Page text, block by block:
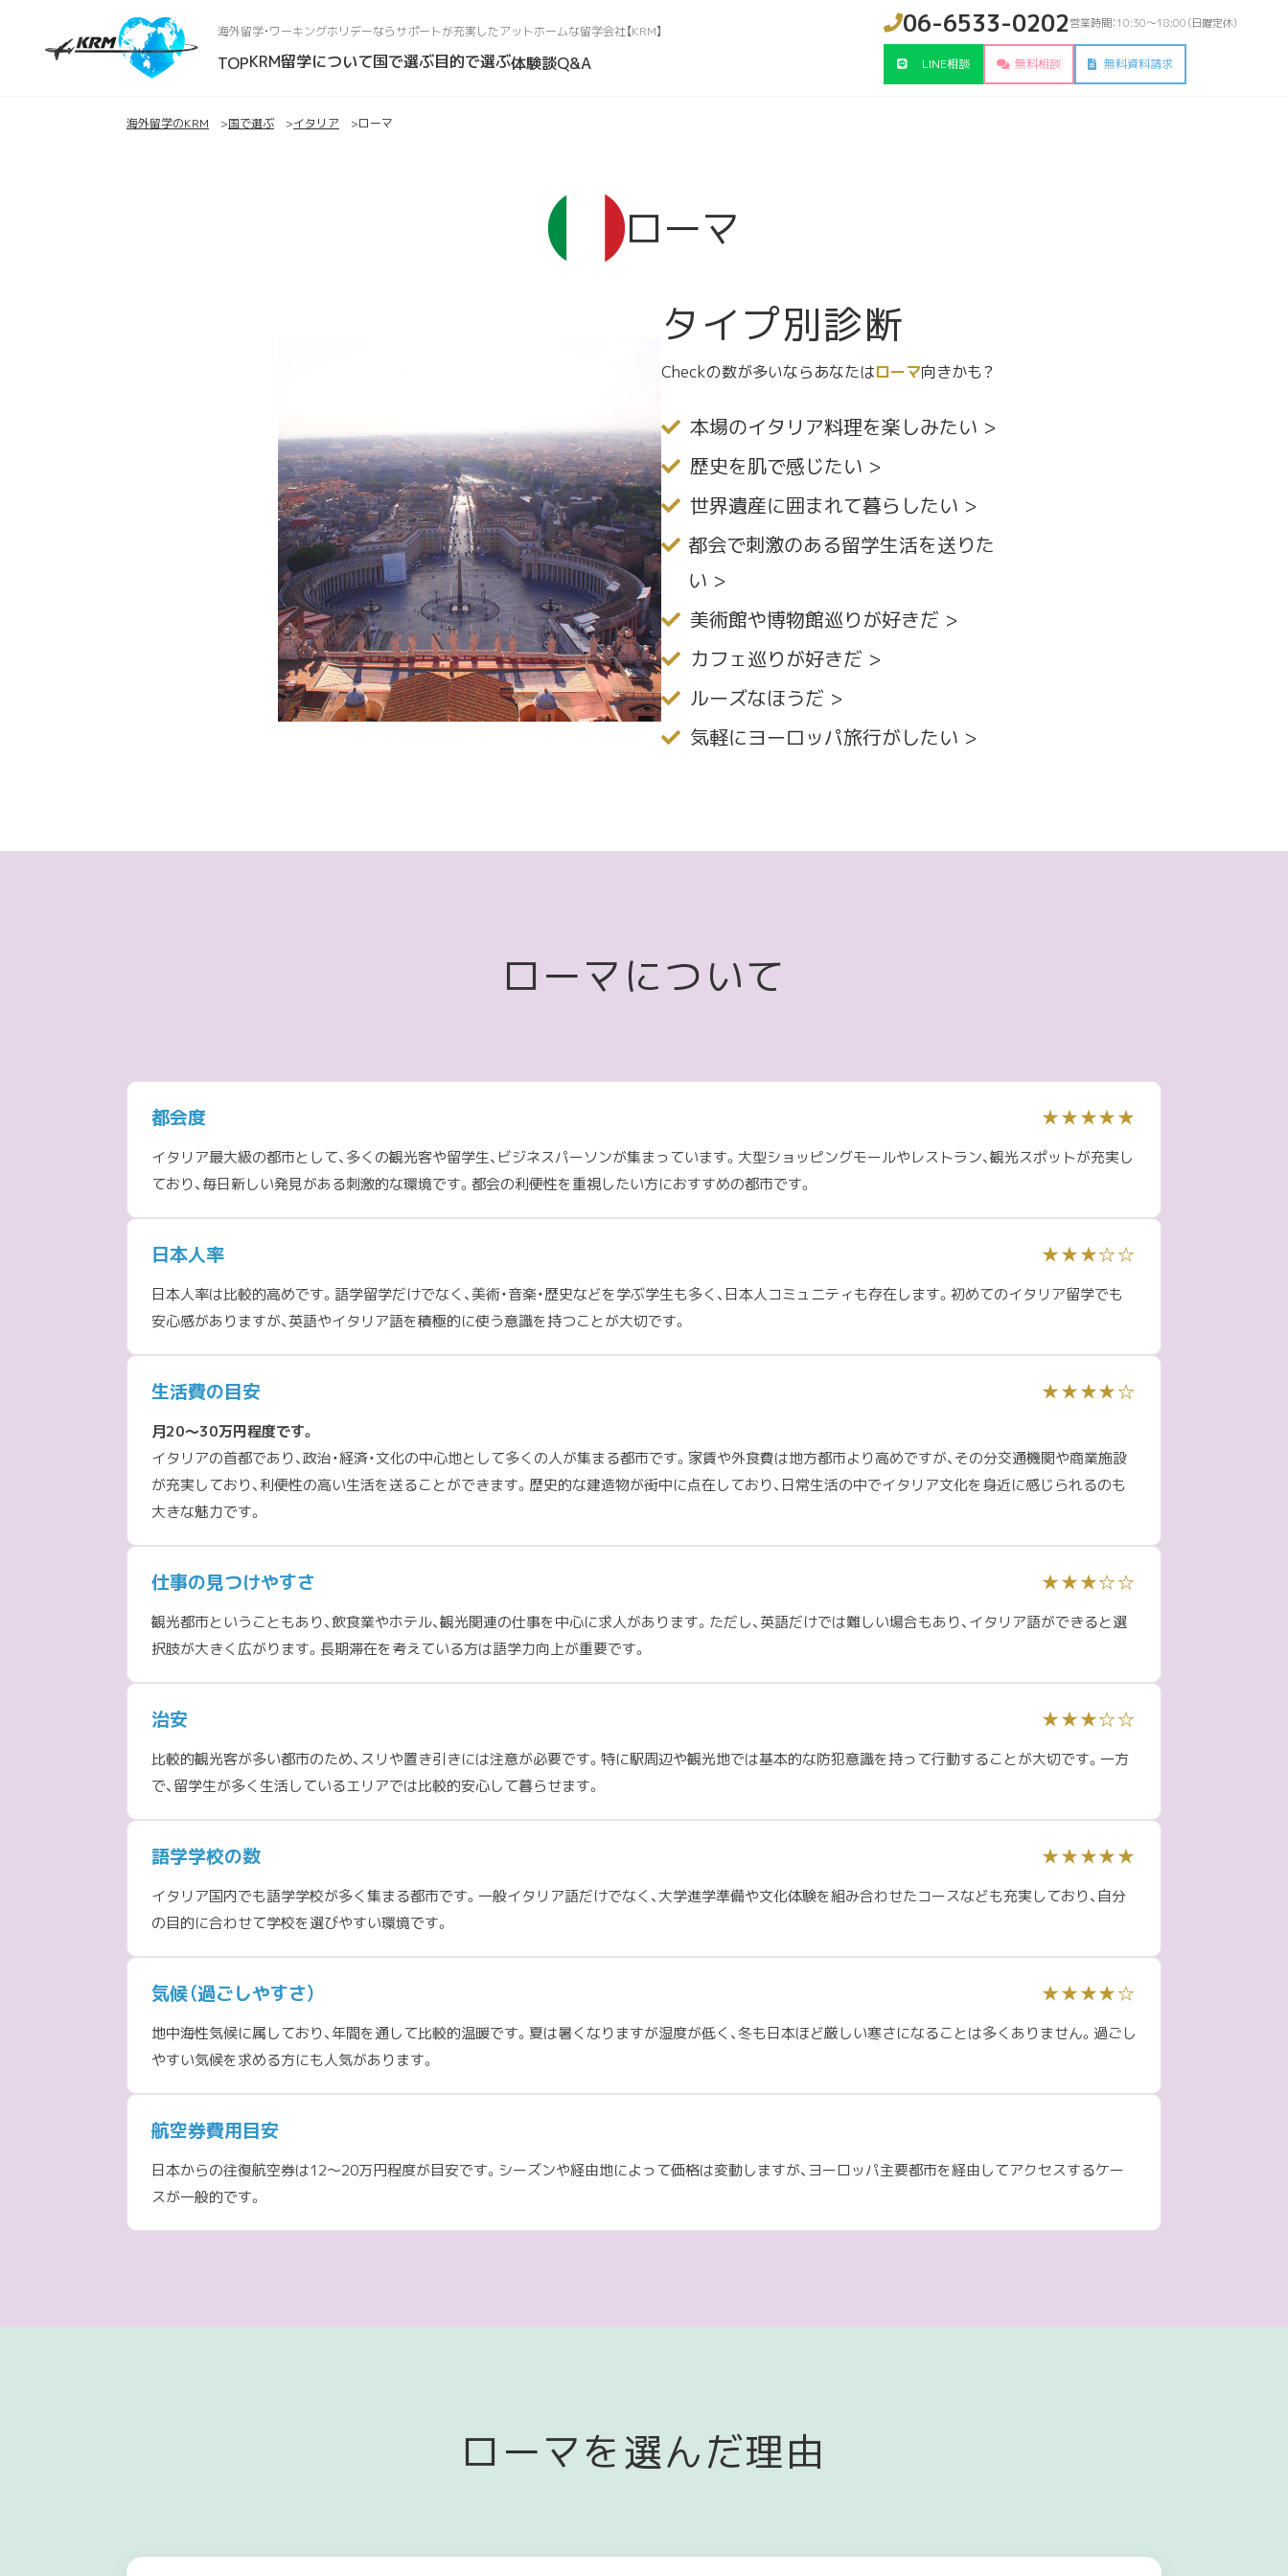
海外留学・ワーキングホリデーならサポートが充実したアットホームな留学会社【KRM】
TOPKRM留学について国で選ぶ目的で選ぶ体験談Q&A
06-6533-0202営業時間：10:30～18:00（日曜定休）
LINE相談 無料相談 無料資料請求
海外留学のKRM 国で選ぶ イタリア ローマ
ローマ
タイプ別診断
Checkの数が多いならあなたはローマ向きかも？
本場のイタリア料理を楽しみたい
歴史を肌で感じたい
世界遺産に囲まれて暮らしたい
都会で刺激のある留学生活を送りた
い
美術館や博物館巡りが好きだ
カフェ巡りが好きだ
ルーズなほうだ
気軽にヨーロッパ旅行がしたい
ローマについて
都会度 ★★★★★
イタリア最大級の都市として、多くの観光客や留学生、ビジネスパーソンが集まっています。大型ショッピングモールやレストラン、観光スポットが充実し
ており、毎日新しい発見がある刺激的な環境です。都会の利便性を重視したい方におすすめの都市です。
日本人率 ★★★☆☆
日本人率は比較的高めです。語学留学だけでなく、美術・音楽・歴史などを学ぶ学生も多く、日本人コミュニティも存在します。初めてのイタリア留学でも
安心感がありますが、英語やイタリア語を積極的に使う意識を持つことが大切です。
生活費の目安 ★★★★☆
月20〜30万円程度です。
イタリアの首都であり、政治・経済・文化の中心地として多くの人が集まる都市です。家賃や外食費は地方都市より高めですが、その分交通機関や商業施設
が充実しており、利便性の高い生活を送ることができます。歴史的な建造物が街中に点在しており、日常生活の中でイタリア文化を身近に感じられるのも
大きな魅力です。
仕事の見つけやすさ ★★★☆☆
観光都市ということもあり、飲食業やホテル、観光関連の仕事を中心に求人があります。ただし、英語だけでは難しい場合もあり、イタリア語ができると選
択肢が大きく広がります。長期滞在を考えている方は語学力向上が重要です。
治安 ★★★☆☆
比較的観光客が多い都市のため、スリや置き引きには注意が必要です。特に駅周辺や観光地では基本的な防犯意識を持って行動することが大切です。一方
で、留学生が多く生活しているエリアでは比較的安心して暮らせます。
語学学校の数 ★★★★★
イタリア国内でも語学学校が多く集まる都市です。一般イタリア語だけでなく、大学進学準備や文化体験を組み合わせたコースなども充実しており、自分
の目的に合わせて学校を選びやすい環境です。
気候（過ごしやすさ） ★★★★☆
地中海性気候に属しており、年間を通して比較的温暖です。夏は暑くなりますが湿度が低く、冬も日本ほど厳しい寒さになることは多くありません。過ごし
やすい気候を求める方にも人気があります。
航空券費用目安
日本からの往復航空券は12〜20万円程度が目安です。シーズンや経由地によって価格は変動しますが、ヨーロッパ主要都市を経由してアクセスするケー
スが一般的です。
ローマを選んだ理由